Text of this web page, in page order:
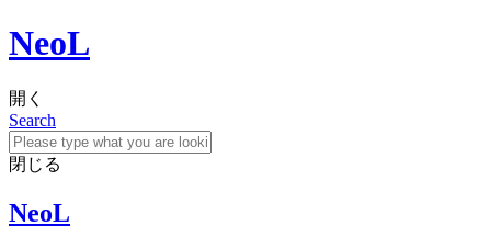
NeoL
開く
Search
閉じる
NeoL